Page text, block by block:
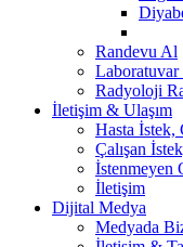
Randevu Al
Laboratuvar
Radyoloji
İletişim & Ulaşım
Hasta İstek,
Çalışan
İstenmeyen
İletişim
Dijital Medya
Medyada